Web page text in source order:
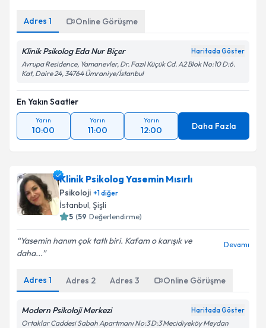
Adres 1 Online Görüşme
Klinik Psikolog Eda Nur Biçer Haritada Göster
Avrupa Residence, Yamanevler, Dr. Fazıl Küçük Cd. A2 Blok No:10 D:6.
Kat, Daire 24, 34764 Ümraniye/İstanbul
En Yakın Saatler
Yarın
10:00
Yarın
11:00
Yarın
12:00 Daha Fazla
Klinik Psikolog Yasemin Mısırlı
Psikoloji +1diğer
İstanbul, Şişli
5 (59 Değerlendirme)
Yasemin hanım çok tatlı biri. Kafam o karışık ve
daha...
Devamı
Adres 1 Adres 2 Adres 3 Online Görüşme
Modern Psikoloji Merkezi Haritada Göster
Ortaklar Caddesi Sabah Apartmanı No:3 D:3 Mecidiyeköy Meydan